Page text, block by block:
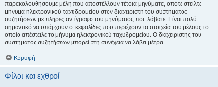
παρακολουθήσουμε μέλη που αποστέλλουν τέτοια μηνύματα, οπότε στείλτε
μήνυμα ηλεκτρονικού ταχυδρομείου στον διαχειριστή του συστήματος
συζητήσεων με πλήρες αντίγραφο του μηνύματος που λάβατε. Είναι πολύ
σημαντικό να υπάρχουν οι κεφαλίδες που περιέχουν τα στοιχεία του μέλους το
οποίο απέστειλε το μήνυμα ηλεκτρονικού ταχυδρομείου. Ο διαχειριστής του
συστήματος συζητήσεων μπορεί στη συνέχεια να λάβει μέτρα.
Κορυφή
Φίλοι και εχθροί